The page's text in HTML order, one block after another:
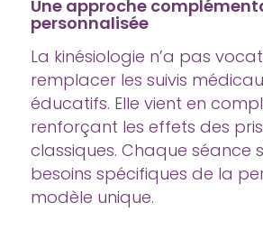
Une approche
personnalisée
La kinésiologie n’a pas
remplacer les suivis
éducatifs. Elle vient en
renforçant les effets des
classiques. Chaque séance
besoins spécifiques de la
modèle unique.